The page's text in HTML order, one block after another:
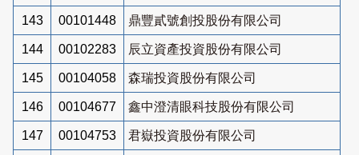
143 00101448 鼎豐貳號創投股份有限公司
144 00102283 辰立資產投資股份有限公司
145 00104058 森瑞投資股份有限公司
146 00104677 鑫中澄清眼科技股份有限公司
147 00104753 君嶽投資股份有限公司